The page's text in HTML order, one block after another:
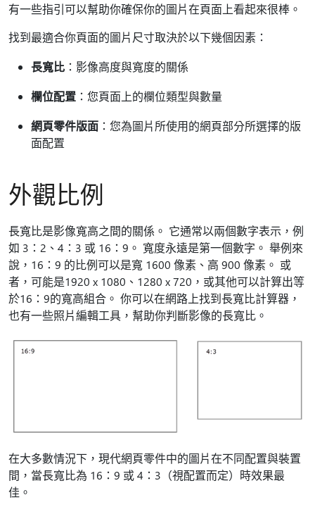
有一些指引可以幫助你確保你的圖片在頁面上看起來很棒。
找到最適合你頁面的圖片尺寸取決於以下幾個因素：
長寬比 ：影像高度與寬度的關係
欄位配置 ：您頁面上的欄位類型與數量
網頁零件版面 ：您為圖片所使用的網頁部分所選擇的版
面配置
外觀比例
長寬比是影像寬高之間的關係。 它通常以兩個數字表示，例
如 3：2、4：3 或 16：9。 寬度永遠是第一個數字。 舉例來
說，16：9 的比例可以是寬 1600 像素、高 900 像素。 或
者，可能是1920 x 1080、1280 x 720，或其他可以計算出等
於16：9的寬高組合。 你可以在網路上找到長寬比計算器，
也有一些照片編輯工具，幫助你判斷影像的長寬比。
在大多數情況下，現代網頁零件中的圖片在不同配置與裝置
間，當長寬比為 16：9 或 4：3（視配置而定）時效果最
佳。